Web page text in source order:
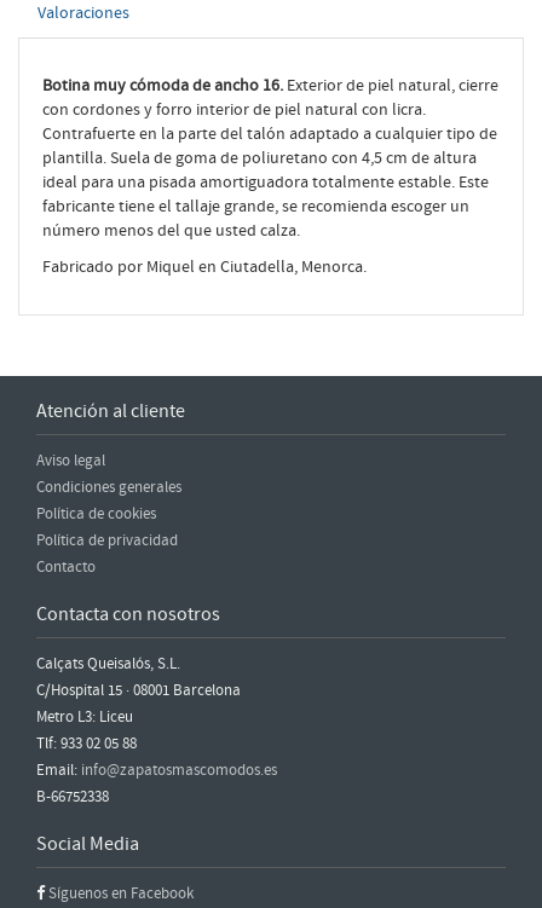
Valoraciones
Botina muy cómoda de ancho 16. Exterior de piel natural, cierre
con cordones y forro interior de piel natural con licra.
Contrafuerte en la parte del talón adaptado a cualquier tipo de
plantilla. Suela de goma de poliuretano con 4,5 cm de altura
ideal para una pisada amortiguadora totalmente estable. Este
fabricante tiene el tallaje grande, se recomienda escoger un
número menos del que usted calza.
Fabricado por Miquel en Ciutadella, Menorca.
Atención al cliente
Aviso legal
Condiciones generales
Política de cookies
Política de privacidad
Contacto
Contacta con nosotros
Calçats Queisalós, S.L.
C/Hospital 15 · 08001 Barcelona
Metro L3: Liceu
Tlf: 933 02 05 88
Email: info@zapatosmascomodos.es
B-66752338
Social Media
Síguenos en Facebook